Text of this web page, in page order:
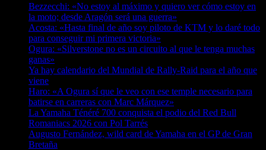
Bezzecchi: «No estoy al máximo y quiero ver cómo estoy en
la moto; desde Aragón será una guerra»
Acosta: «Hasta final de año soy piloto de KTM y lo daré todo
para conseguir mi primera victoria»
Ogura: «Silverstone no es un circuito al que le tenga muchas
ganas»
Ya hay calendario del Mundial de Rally-Raid para el año que
viene
Haro: «A Ogura sí que le veo con ese temple necesario para
batirse en carreras con Marc Márquez»
La Yamaha Ténéré 700 conquista el podio del Red Bull
Romaniacs 2026 con Pol Tarrés
Augusto Fernández, wild card de Yamaha en el GP de Gran
Bretaña